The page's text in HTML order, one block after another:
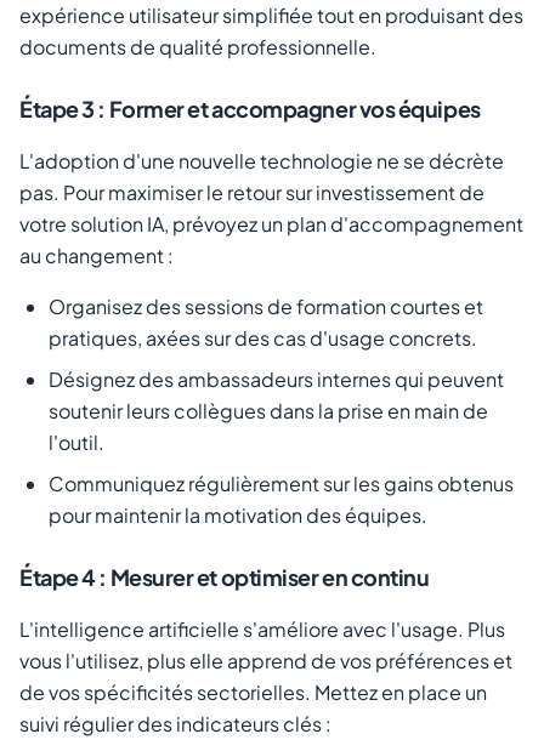
expérience utilisateur simplifiée tout en produisant des
documents de qualité professionnelle.
Étape 3 : Former et accompagner vos équipes
L'adoption d'une nouvelle technologie ne se décrète
pas. Pour maximiser le retour sur investissement de
votre solution IA, prévoyez un plan d'accompagnement
au changement :
Organisez des sessions de formation courtes et
pratiques, axées sur des cas d'usage concrets.
Désignez des ambassadeurs internes qui peuvent
soutenir leurs collègues dans la prise en main de
l'outil.
Communiquez régulièrement sur les gains obtenus
pour maintenir la motivation des équipes.
Étape 4 : Mesurer et optimiser en continu
L'intelligence artificielle s'améliore avec l'usage. Plus
vous l'utilisez, plus elle apprend de vos préférences et
de vos spécificités sectorielles. Mettez en place un
suivi régulier des indicateurs clés :